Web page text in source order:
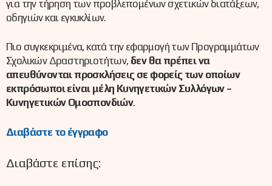
για την τήρηση των προβλεπομένων σχετικών διατάξεων,
οδηγιών και εγκυκλίων.
Πιο συγκεκριμένα, κατά την εφαρμογή των Προγραμμάτων
Σχολικών Δραστηριοτήτων, δεν θα πρέπει να
απευθύνονται προσκλήσεις σε φορείς των οποίων
εκπρόσωποι είναι μέλη Κυνηγετικών Συλλόγων –
Κυνηγετικών Ομοσπονδιών.
Διαβάστε το έγγραφο
Διαβάστε επίσης: